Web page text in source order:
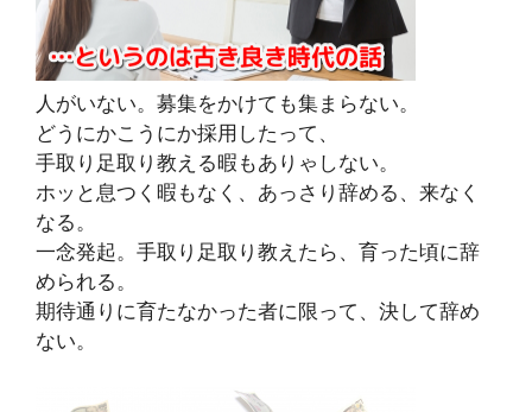
人がいない。募集をかけても集まらない。
どうにかこうにか採用したって、
手取り足取り教える暇もありゃしない。
ホッと息つく暇もなく、あっさり辞める、来なく
なる。
一念発起。手取り足取り教えたら、育った頃に辞
められる。
期待通りに育たなかった者に限って、決して辞め
ない。